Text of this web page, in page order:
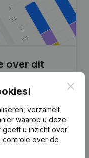
over dit
details
verzamelt
waarop u deze
geeft u inzicht over
controle over de